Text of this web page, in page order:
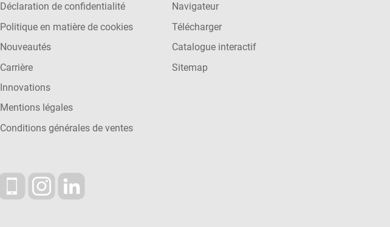
Déclaration de confidentialité
Politique en matière de cookies
Nouveautés
Carrière
Innovations
Mentions légales
Conditions générales de ventes
Navigateur
Télécharger
Catalogue interactif
Sitemap